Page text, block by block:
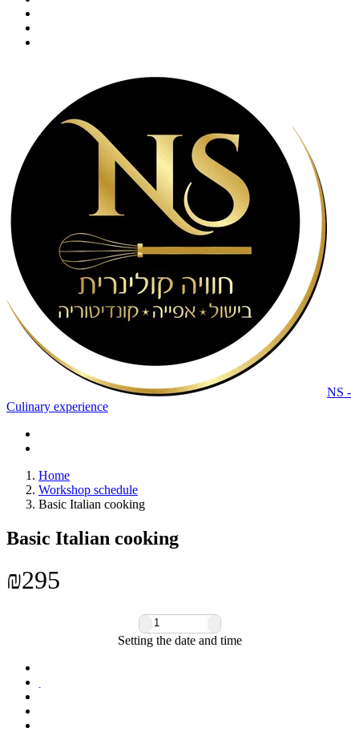
NS -
Culinary experience
Home
Workshop schedule
Basic Italian cooking
Basic Italian cooking
₪295
Setting the date and time